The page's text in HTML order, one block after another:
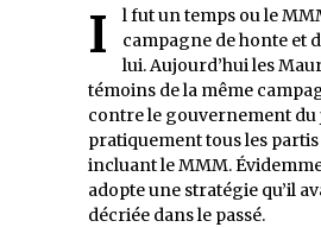
Il fut un temps ou le MMM parlait de
campagne de honte et
lui. Aujourd’hui les
témoins de la même
contre le gouvernement
pratiquement tous les
incluant le MMM.
adopte une stratégie qu’il
décriée dans le passé.